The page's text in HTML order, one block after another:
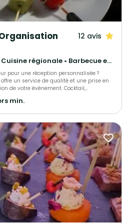
12 avis
Français Traditionnel • Cuisine régionale • Barbecue et grillades
pour une réception personnalisée ?
un service de qualité et une prise en
votre événement. Cocktail,
terroir, buffet rustique, bio, moyen-
cuisine du monde, chef à domicile,
min.